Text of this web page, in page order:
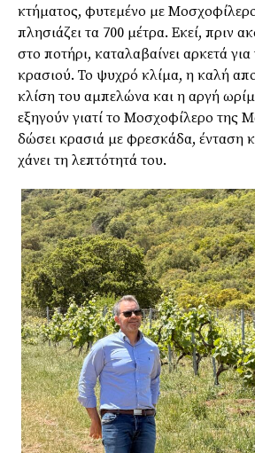
κτήματος, φυτεμένο με
πλησιάζει τα 700 μέτρα. Εκεί, πριν
στο ποτήρι, καταλαβαίνει αρκετά
κρασιού. Το ψυχρό κλίμα, η καλή
κλίση του αμπελώνα και η αργή
εξηγούν γιατί το Μοσχοφίλερο της
δώσει κρασιά με φρεσκάδα, ένταση
χάνει τη λεπτότητά του.